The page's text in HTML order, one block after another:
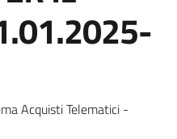
Acquisti Telematici -